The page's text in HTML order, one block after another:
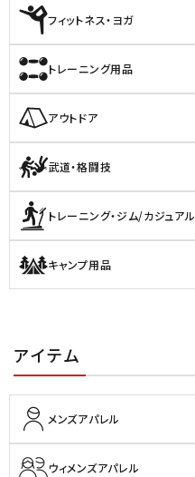
フィットネス・ヨガ
トレーニング用品
アウトドア
武道・格闘技
トレーニング・ジム/カジュアル
キャンプ用品
アイテム
メンズアパレル
ウィメンズアパレル